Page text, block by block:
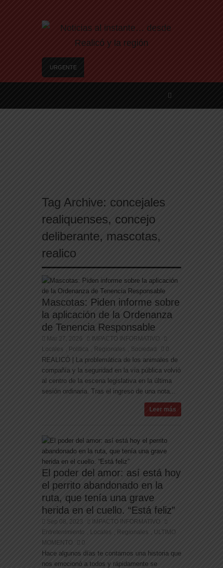
URGENTE
las nuevas estafas laborales para robar dinero y
Ciudad en el Conurbano: «Asesinos de m…, los
vamos a agarrar»
A un año del caso del preceptor que mató a su
vicaria
Tag Archive: concejales
realiquenses, concejo
deliberante, mascotas,
realico
Mascotas: Piden informe sobre
la aplicación de la Ordenanza
de Tenencia Responsable
Mar 27, 2026
IMPACTO INFORMATIVO
Locales
Politica Regionales Sociedad 0
REALICÓ | La problemática de los animales de
compañía y la seguridad en la vía pública volvió
al centro de la escena legislativa en la última
sesión ordinaria. Tras el ingreso de una nota...
Leer más
El poder del amor: así está hoy
el perrito abandonado en la
ruta, que tenía una grave
herida en el cuello. “Está feliz”
Sep 08, 2023
IMPACTO INFORMATIVO
Entretenimiento
Locales Regionales
ULTIMO
MOMENTO
0
Hace algunos días te contamos una historia que
nos emocionó a todos y rápidamente se